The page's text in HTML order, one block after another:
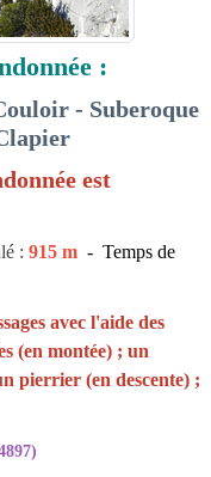
:
- Suberoque
est
: 915 m - Temps de
avec l'aide des
(en montée) ; un
pierrier (en descente) ;